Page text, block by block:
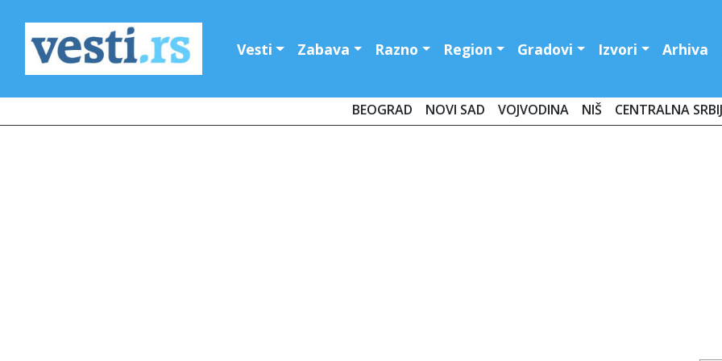
Vesti Zabava Razno Region Gradovi Izvori Arhiva
BEOGRAD NOVI SAD VOJVODINA NIŠ CENTRALNA